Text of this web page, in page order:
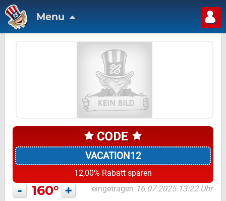
Menu
VACATION12
12,00% Rabatt sparen
- 160° + eingetragen 16.07.2025 13:22 Uhr